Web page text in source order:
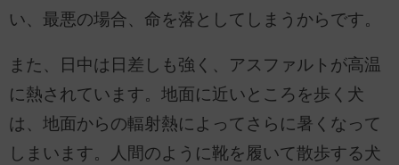
い、最悪の場合、命を落としてしまうからです。
また、日中は日差しも強く、アスファルトが高温
に熱されています。地面に近いところを歩く犬
は、地面からの輻射熱によってさらに暑くなって
しまいます。人間のように靴を履いて散歩する犬